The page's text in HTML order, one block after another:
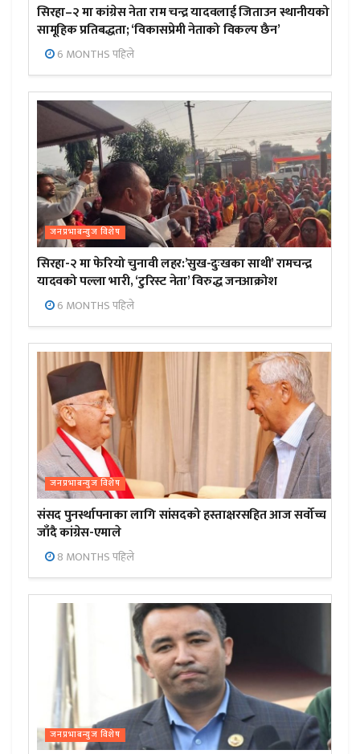
सिरहा–२ मा कांग्रेस नेता राम चन्द्र यादवलाई जिताउन स्थानीयको
सामूहिक प्रतिबद्धता; ‘विकासप्रेमी नेताको विकल्प छैन’
6 MONTHS पहिले
जनप्रभाबन्युज विशेष
सिरहा-२ मा फेरियो चुनावी लहर:’सुख-दुःखका साथी’ रामचन्द्र
यादवको पल्ला भारी, ‘टुरिस्ट नेता’ विरुद्ध जनआक्रोश
6 MONTHS पहिले
जनप्रभाबन्युज विशेष
संसद पुनर्स्थापनाका लागि सांसदको हस्ताक्षरसहित आज सर्वोच्च
जाँदै कांग्रेस-एमाले
8 MONTHS पहिले
जनप्रभाबन्युज विशेष